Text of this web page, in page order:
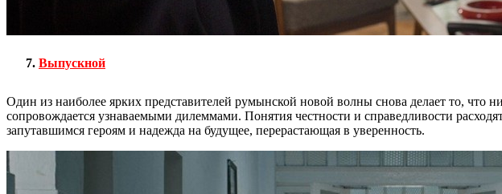
Выпускной
Один из наиболее ярких представителей румынской новой волны снова делает то, что
сопровождается узнаваемыми дилеммами. Понятия честности и справедливости
запутавшимся героям и надежда на будущее, перерастающая в уверенность.